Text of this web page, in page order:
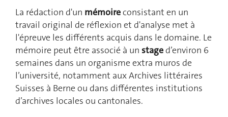
La rédaction d'un mémoireconsistant en un
travail original de réflexion et d'analyse met à
l'épreuve les différents acquis dans le domaine. Le
mémoire peut être associé à un stage d’environ 6
semaines dans un organisme extra muros de
l’université, notamment aux Archives littéraires
Suisses à Berne ou dans différentes institutions
d’archives locales ou cantonales.